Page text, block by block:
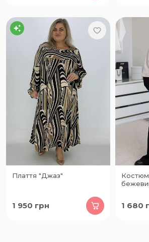
Плаття "Джаз"
1 950 грн
Костюм
1 680